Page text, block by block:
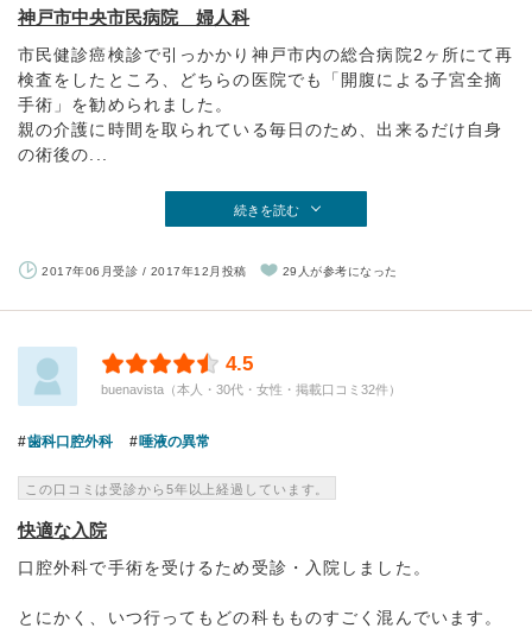
神戸市中央市民病院 婦人科
市民健診癌検診で引っかかり神戸市内の総合病院2ヶ所にて再
検査をしたところ、どちらの医院でも「開腹による子宮全摘
手術」を勧められました。
親の介護に時間を取られている毎日のため、出来るだけ自身
の術後の...
続きを読む
2017年06月受診 / 2017年12月投稿 29人が参考になった
4.5
buenavista（本人・30代・女性・掲載口コミ32件）
歯科口腔外科 唾液の異常
この口コミは受診から5年以上経過しています。
快適な入院
口腔外科で手術を受けるため受診・入院しました。
とにかく、いつ行ってもどの科もものすごく混んでいます。